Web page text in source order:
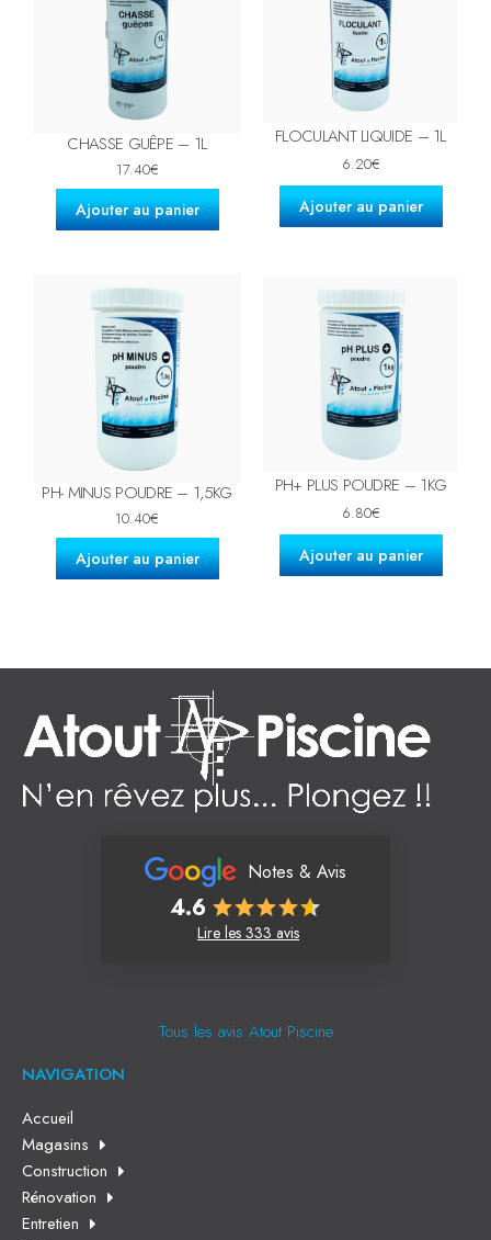
CHASSE GUÊPE – 1L
17.40€
Ajouter au panier
FLOCULANT LIQUIDE – 1L
6.20€
Ajouter au panier
PH- MINUS POUDRE – 1,5KG
10.40€
Ajouter au panier
PH+ PLUS POUDRE – 1KG
6.80€
Ajouter au panier
Notes & Avis
4.6
Lire les 333 avis
Tous les avis Atout Piscine
NAVIGATION
Accueil
Magasins
Construction
Rénovation
Entretien